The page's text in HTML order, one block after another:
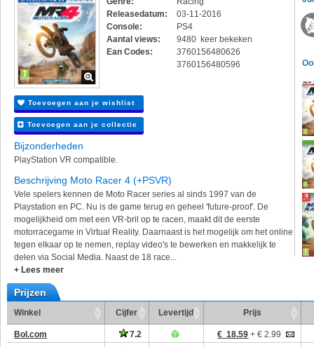
Releasedatum:
03-11-2016
Console:
PS4
Aantal views:
9480 keer bekeken
Ean Codes:
3760156480626
3760156480596
Toevoegen aan je wishlist
Toevoegen aan je collectie
Bijzonderheden
PlayStation VR compatible.
Beschrijving Moto Racer 4 (+PSVR)
Vele spelers kennen de Moto Racer series al sinds 1997 van de
Playstation en PC. Nu is de game terug en geheel 'future-proof'. De
mogelijkheid om met een VR-bril op te racen, maakt dit de eerste
motorracegame in Virtual Reality. Daarnaast is het mogelijk om het online
tegen elkaar op te nemen, replay video's te bewerken en makkelijk te
delen via Social Media. Naast de 18 race...
+ Lees meer
Prijzen
Winkel Cijfer Levertijd Prijs
Bol.com 7.2 € 18.59 + € 2.99